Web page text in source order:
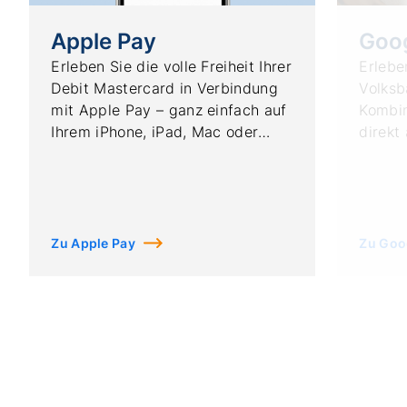
Apple Pay
Erleben Sie die volle Freiheit Ihrer
Debit Mastercard in Verbindung
mit Apple Pay – ganz einfach auf
Ihrem iPhone, iPad, Mac oder
Zu Apple Pay
direkt
Zu